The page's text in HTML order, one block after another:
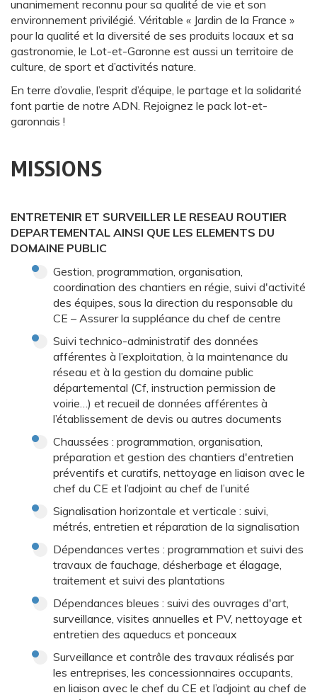
unanimement reconnu pour sa qualité de vie et son
environnement privilégié. Véritable « Jardin de la France »
pour la qualité et la diversité de ses produits locaux et sa
gastronomie, le Lot-et-Garonne est aussi un territoire de
culture, de sport et d’activités nature.
En terre d’ovalie, l’esprit d’équipe, le partage et la solidarité
font partie de notre ADN. Rejoignez le pack lot-et-
garonnais !
MISSIONS
ENTRETENIR ET SURVEILLER LE RESEAU ROUTIER
DEPARTEMENTAL AINSI QUE LES ELEMENTS DU
DOMAINE PUBLIC
Gestion, programmation, organisation,
coordination des chantiers en régie, suivi d'activité
des équipes, sous la direction du responsable du
CE – Assurer la suppléance du chef de centre
Suivi technico-administratif des données
afférentes à l’exploitation, à la maintenance du
réseau et à la gestion du domaine public
départemental (Cf, instruction permission de
voirie…) et recueil de données afférentes à
l’établissement de devis ou autres documents
Chaussées : programmation, organisation,
préparation et gestion des chantiers d'entretien
préventifs et curatifs, nettoyage en liaison avec le
chef du CE et l’adjoint au chef de l’unité
Signalisation horizontale et verticale : suivi,
métrés, entretien et réparation de la signalisation
Dépendances vertes : programmation et suivi des
travaux de fauchage, désherbage et élagage,
traitement et suivi des plantations
Dépendances bleues : suivi des ouvrages d'art,
surveillance, visites annuelles et PV, nettoyage et
entretien des aqueducs et ponceaux
Surveillance et contrôle des travaux réalisés par
les entreprises, les concessionnaires occupants,
en liaison avec le chef du CE et l’adjoint au chef de